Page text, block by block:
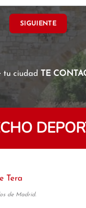
SIGUIENTE
tu ciudad TE
Tera
de Madrid.